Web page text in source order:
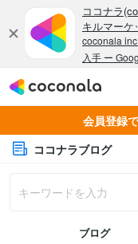
会員登録
ココナラブログ
ブログ